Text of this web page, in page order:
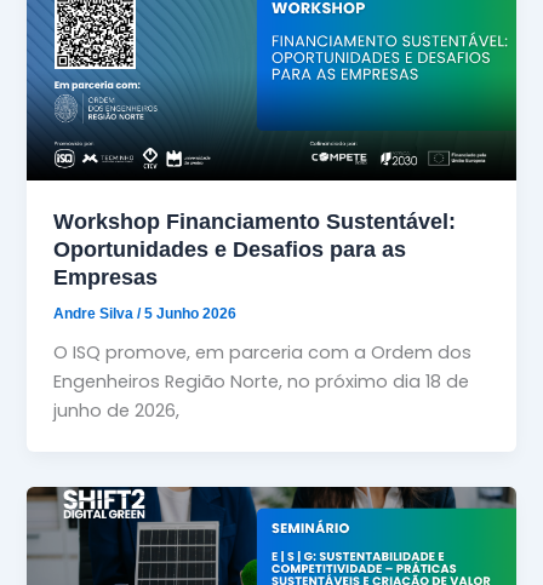
Workshop Financiamento Sustentável:
Oportunidades e Desafios para as
Empresas
Andre Silva/5 Junho 2026
O ISQ promove, em parceria com a Ordem dos
Engenheiros Região Norte, no próximo dia 18 de
junho de 2026,